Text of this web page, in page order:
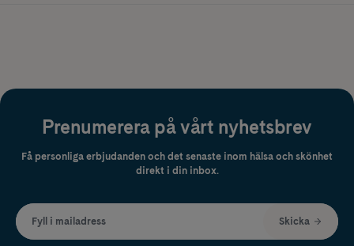
Prenumerera på vårt nyhetsbrev
Få personliga erbjudanden och det senaste inom hälsa och skönhet
direkt i din inbox.
Fyll i mailadress Skicka